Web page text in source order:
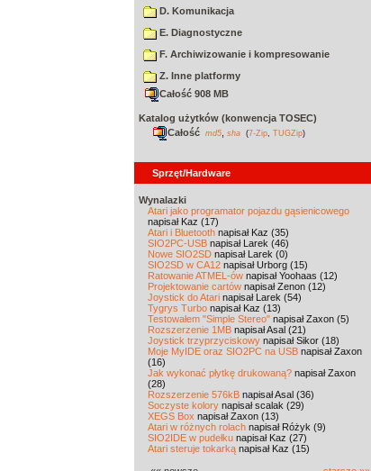
D. Komunikacja
E. Diagnostyczne
F. Archiwizowanie i kompresowanie
Z. Inne platformy
Całość 908 MB
Katalog użytków (konwencja TOSEC)
Całość md5 sha (7-Zip TUGZip)
Sprzęt/Hardware
Wynalazki
Atari jako programator pojazdu gąsienicowego
napisał Kaz (17)
Atari i Bluetooth napisał Kaz (35)
SIO2PC-USB napisał Larek (46)
Nowe SIO2SD napisał Larek (0)
SIO2SD w CA12 napisał Urborg (15)
Ratowanie ATMEL-ów napisał Yoohaas (12)
Projektowanie cartów napisał Zenon (12)
Joystick do Atari napisał Larek (54)
Tygrys Turbo napisał Kaz (13)
Testowałem "Simple Stereo" napisał Zaxon (5)
Rozszerzenie 1MB napisał Asal (21)
Joystick trzyprzyciskowy napisał Sikor (18)
Moje MyIDE oraz SIO2PC na USB napisał Zaxon
(16)
Jak wykonać płytkę drukowaną? napisał Zaxon
(28)
Rozszerzenie 576kB napisał Asal (36)
Soczyste kolory napisał scalak (29)
XEGS Box napisał Zaxon (13)
Atari w różnych rolach napisał Różyk (9)
SIO2IDE w pudełku napisał Kaz (27)
Atari steruje tokarką napisał Kaz (15)